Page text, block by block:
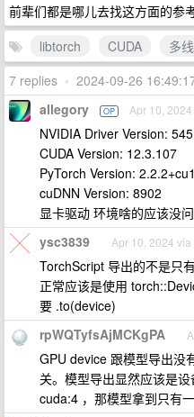
前辈们都是哪儿去找这方面的参
libtorch
CUDA
多
7 replies • 2024-09-26
allegory OP Apr 10, 2024
NVIDIA Driver Version:
CUDA Version: 12.3.107
PyTorch Version:
cuDNN Version: 8902
显卡驱动 环境啥的应该没
ysc3839 Apr 10, 2024
TorchScript 导出的不是只
正常应该是使用
要 .to(device)
rpWQTyfsAjMCKgPA
GPU device 跟模型导出没
关。模型导出显然应该是
cuda:4 ，那模型拿到只有